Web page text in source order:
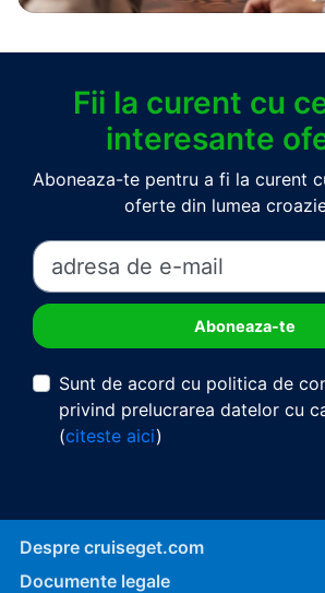
Fii la curent cu
interesante
Aboneaza-te pentru a fi la curent
oferte din lumea
Sunt de acord cu politica de
privind prelucrarea datelor cu
(citeste aici)
Despre cruiseget.com
Documente legale